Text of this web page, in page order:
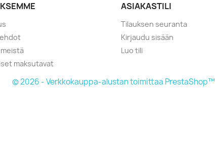
maksutavat
ASIAKASTILI
Tilauksen seuranta
Kirjaudu sisään
Luo tili
© 2026 - Verkkokauppa-alustan toimittaa PrestaShop™